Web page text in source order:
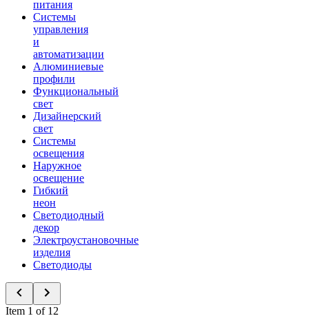
питания
Системы
управления
и
автоматизации
Алюминиевые
профили
Функциональный
свет
Дизайнерский
свет
Системы
освещения
Наружное
освещение
Гибкий
неон
Светодиодный
декор
Электроустановочные
изделия
Светодиоды
Item 1 of 12